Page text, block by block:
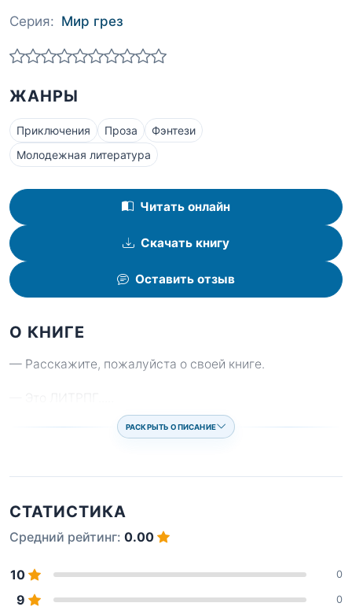
Серия: Мир грез
ЖАНРЫ
Приключения Проза
Фэнтези
Молодежная литература
Читать онлайн
Скачать книгу
Оставить отзыв
О КНИГЕ
— Расскажите, пожалуйста о своей книге.
РАСКРЫТЬ ОПИСАНИЕ
СТАТИСТИКА
Средний рейтинг: 0.00
10 0
9 0